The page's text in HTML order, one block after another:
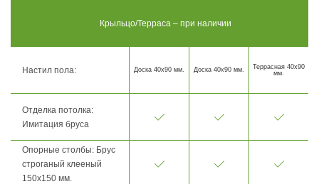
Крыльцо/Терраса – при наличии
Настил пола: Доска 40х90 мм. Доска 40х90 мм.
Террасная 40х90
мм.
Отделка потолка:
Имитация бруса
Опорные столбы: Брус
строганый клееный
150х150 мм.